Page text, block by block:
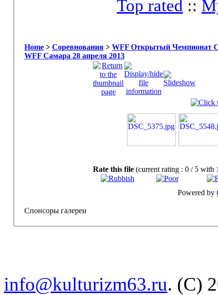
Top rated ::
Home > Соревнования > WFF Открытый Чемпионат
WFF Самара 28 апреля 2013
Rate this file (current rating : 0 / 5 with
Powered by
Спонсоры галереи
info@kulturizm63.ru. (C)